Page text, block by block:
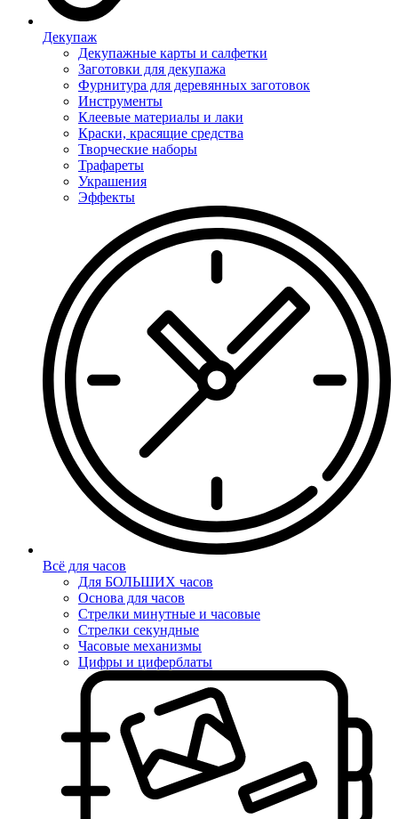
Декупаж
Декупажные карты и салфетки
Заготовки для декупажа
Фурнитура для деревянных заготовок
Инструменты
Клеевые материалы и лаки
Краски, красящие средства
Творческие наборы
Трафареты
Украшения
Эффекты
Всё для часов
Для БОЛЬШИХ часов
Основа для часов
Стрелки минутные и часовые
Стрелки секундные
Часовые механизмы
Цифры и циферблаты